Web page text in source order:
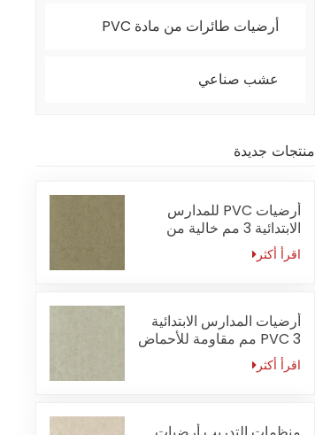
أرضيات طائرات من مادة PVC
عشب صناعي
منتجات جديدة
أرضيات PVC للمدارس
الابتدائية 3 مم خالية من
الفورمالديهايد
اقرأ أكثر
أرضيات المدارس الابتدائية
PVC 3 مم مقاومة للأحماض
والقلويات
اقرأ أكثر